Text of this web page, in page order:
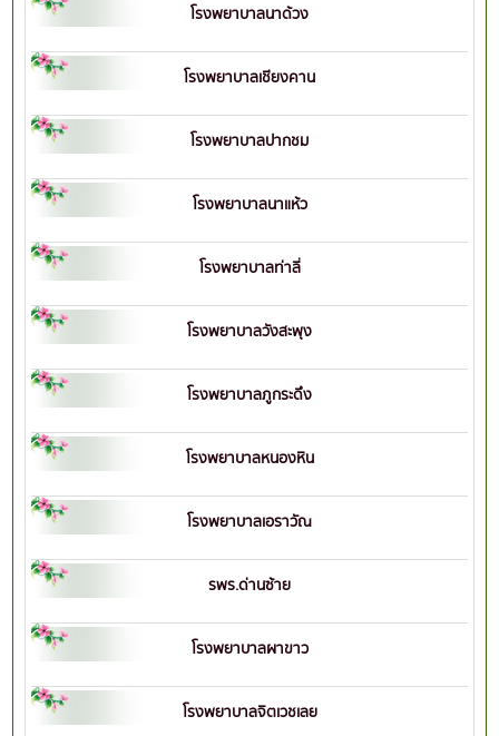
โรงพยาบาลนาด้วง
โรงพยาบาลเชียงคาน
โรงพยาบาลปากชม
โรงพยาบาลนาแห้ว
โรงพยาบาลท่าลี่
โรงพยาบาลวังสะพุง
โรงพยาบาลภูกระดึง
โรงพยาบาลหนองหิน
โรงพยาบาลเอราวัณ
รพร.ด่านซ้าย
โรงพยาบาลผาขาว
โรงพยาบาลจิตเวชเลย